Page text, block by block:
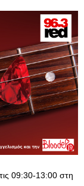
09:30-13:00 στη